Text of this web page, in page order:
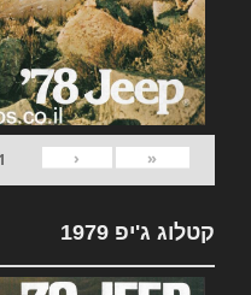
«
‹
1
קטלוג ג'יפ 1979